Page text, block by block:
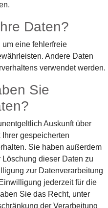
Daten?
um eine fehlerfreie
Andere Daten
verwendet werden.
Sie
Auskunft über
gespeicherten
Sie haben außerdem
dieser Daten zu
zur Datenverarbeitung
jederzeit für die
Sie das Recht, unter
der Verarbeitung